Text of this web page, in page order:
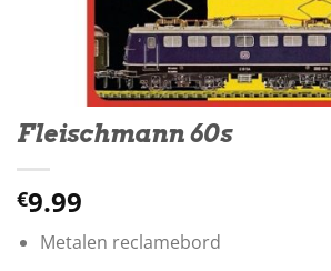
Fleischmann 60s
€9.99
Metalen reclamebord